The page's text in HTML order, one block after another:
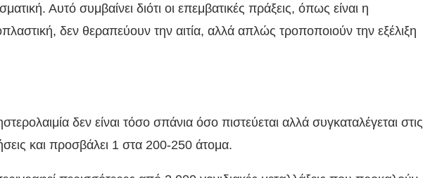
Αυτό συμβαίνει διότι οι επεμβατικές πράξεις, όπως είναι η
δεν θεραπεύουν την αιτία, αλλά απλώς τροποποιούν την εξέλιξη
δεν είναι τόσο σπάνια όσο πιστεύεται αλλά συγκαταλέγεται στις
και προσβάλει 1 στα 200-250 άτομα.